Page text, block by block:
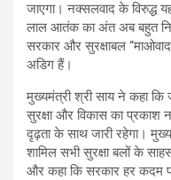
जाएगा। नक्सलवाद के विरुद्ध
लाल आतंक का अंत अब बहुत
सरकार और सुरक्षाबल
अडिग हैं।
मुख्यमंत्री श्री साय ने कहा
सुरक्षा और विकास का प्रकाश
दृढ़ता के साथ जारी रहेगा।
शामिल सभी सुरक्षा बलों के
और कहा कि सरकार हर कदम